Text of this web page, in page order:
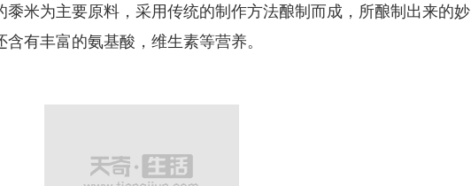
黍米为主要原料，采用传统的制作方法酿制而成，所酿制出来的妙
有丰富的氨基酸，维生素等营养。